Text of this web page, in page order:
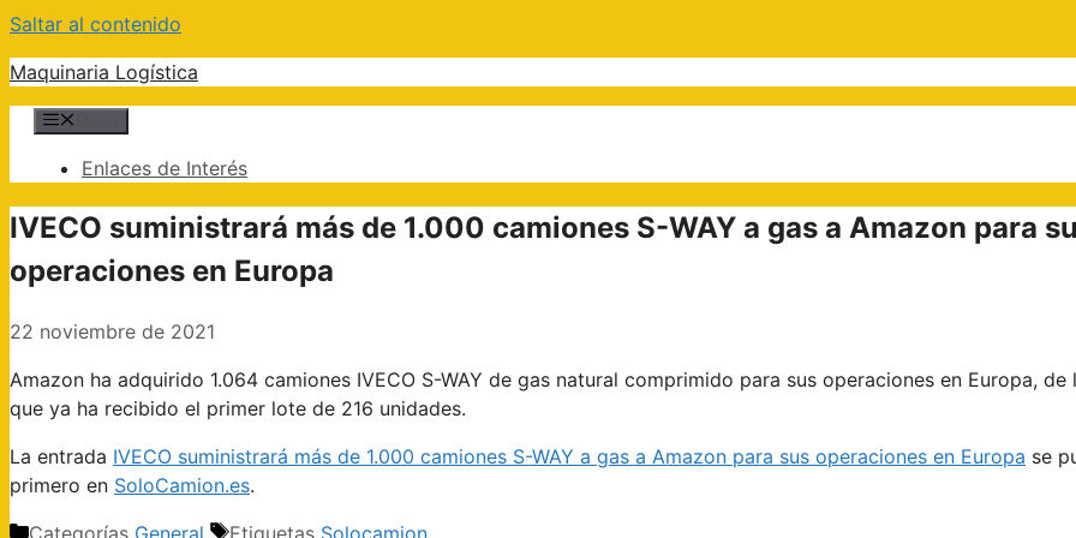
Saltar al contenido
Maquinaria Logística
Enlaces de Interés
IVECO suministrará más de 1.000 camiones S-WAY a gas a Amazon para
operaciones en Europa
22 noviembre de 2021
Amazon ha adquirido 1.064 camiones IVECO S-WAY de gas natural comprimido para sus operaciones en Europa, de
que ya ha recibido el primer lote de 216 unidades.
La entrada IVECO suministrará más de 1.000 camiones S-WAY a gas a Amazon para sus operaciones en Europa se
primero en SoloCamion.es.
Categorías General Etiquetas Solocamion